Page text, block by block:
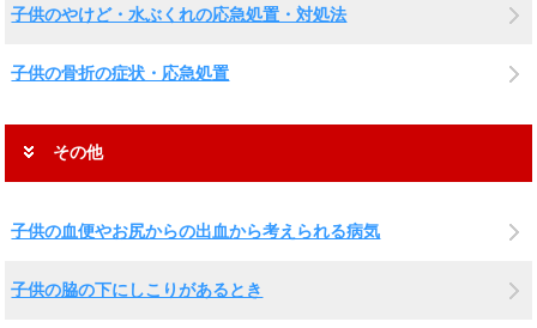
子供のやけど・水ぶくれの応急処置・対処法
子供の骨折の症状・応急処置
その他
子供の血便やお尻からの出血から考えられる病気
子供の脇の下にしこりがあるとき